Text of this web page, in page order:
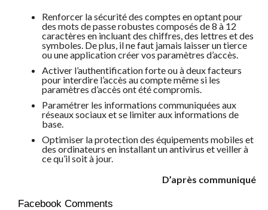
Renforcer la sécurité des comptes en optant pour
des mots de passe robustes composés de 8 à 12
caractères en incluant des chiffres, des lettres et des
symboles. De plus, il ne faut jamais laisser un tierce
ou une application créer vos paramètres d’accès.
Activer l’authentification forte ou à deux facteurs
pour interdire l’accès au compte même si les
paramètres d’accès ont été compromis.
Paramétrer les informations communiquées aux
réseaux sociaux et se limiter aux informations de
base.
Optimiser la protection des équipements mobiles et
des ordinateurs en installant un antivirus et veiller à
ce qu’il soit à jour.
D’après communiqué
Facebook Comments